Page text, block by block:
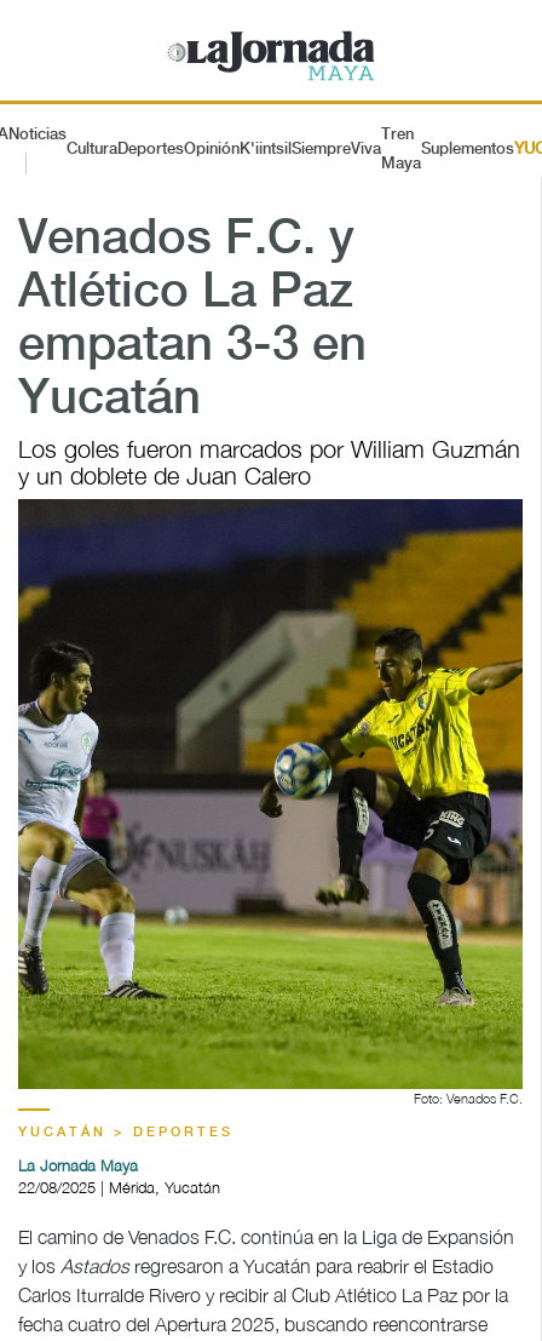
Noticias
CulturaDeportesOpiniónK'iintsil SiempreViva
Tren
Maya
Suplementos
Venados F.C. y
Atlético La Paz
empatan 3-3 en
Yucatán
Los goles fueron marcados por William Guzmán
y un doblete de Juan Calero
Foto: Venados F.C.
YUCATÁN > DEPORTES
La Jornada Maya
22/08/2025 | Mérida, Yucatán
El camino de Venados F.C. continúa en la Liga de Expansión
y los Astadosregresaron a Yucatán para reabrir el Estadio
Carlos Iturralde Rivero y recibir al Club Atlético La Paz por la
fecha cuatro del Apertura 2025, buscando reencontrarse